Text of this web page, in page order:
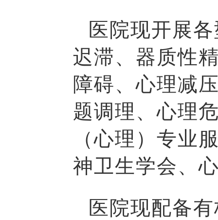
医院现开展
迟滞、器质性
障碍、心理减
题调理、心理
（心理）专业
神卫生学会、
医院现配备